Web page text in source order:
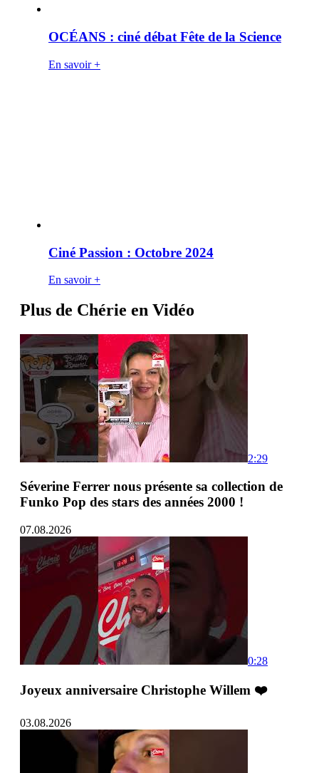
OCÉANS : ciné débat Fête de la Science
En savoir +
Ciné Passion : Octobre 2024
En savoir +
Plus de Chérie en Vidéo
2:29
Séverine Ferrer nous présente sa collection de
Funko Pop des stars des années 2000 !
07.08.2026
0:28
Joyeux anniversaire Christophe Willem ❤️
03.08.2026